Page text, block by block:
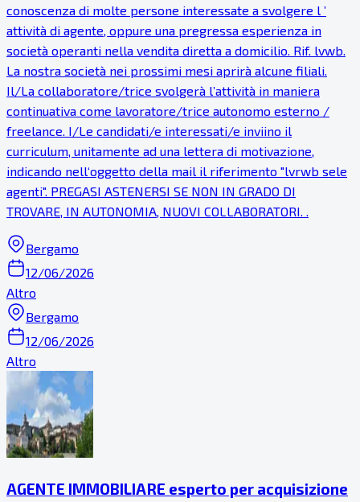
conoscenza di molte persone interessate a svolgere l ’
attività di agente, oppure una pregressa esperienza in
società operanti nella vendita diretta a domicilio. Rif. lvwb.
La nostra società nei prossimi mesi aprirà alcune filiali.
Il/La collaboratore/trice svolgerà l’attività in maniera
continuativa come lavoratore/trice autonomo esterno /
freelance. I/Le candidati/e interessati/e inviino il
curriculum, unitamente ad una lettera di motivazione,
indicando nell‘oggetto della mail il riferimento "lvrwb sele
agenti". PREGASI ASTENERSI SE NON IN GRADO DI
TROVARE, IN AUTONOMIA, NUOVI COLLABORATORI. .
Bergamo
12/06/2026
Altro
Bergamo
12/06/2026
Altro
AGENTE IMMOBILIARE esperto per acquisizione